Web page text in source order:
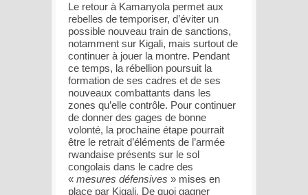
Le retour à Kamanyola permet aux
rebelles de temporiser, d’éviter un
possible nouveau train de sanctions,
notamment sur Kigali, mais surtout de
continuer à jouer la montre. Pendant
ce temps, la rébellion poursuit la
formation de ses cadres et de ses
nouveaux combattants dans les
zones qu’elle contrôle. Pour continuer
de donner des gages de bonne
volonté, la prochaine étape pourrait
être le retrait d’éléments de l’armée
rwandaise présents sur le sol
congolais dans le cadre des
« mesures défensives » mises en
place par Kigali. De quoi gagner